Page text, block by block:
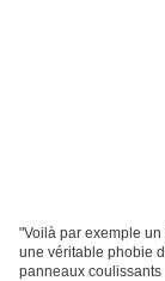
"Voilà par exemple
une véritable phobie
panneaux coulissants